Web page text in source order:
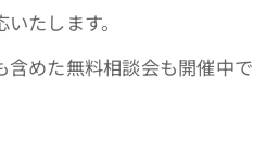
たします。
めた無料相談会も開催中で